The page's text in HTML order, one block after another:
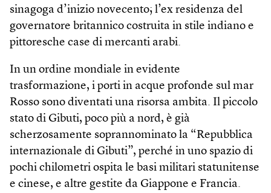
sinagoga d’inizio novecento; l’ex residenza del
governatore britannico costruita in stile indiano e
pittoresche case di mercanti arabi.
In un ordine mondiale in evidente
trasformazione, i porti in acque profonde sul mar
Rosso sono diventati una risorsa ambita. Il piccolo
stato di Gibuti, poco più a nord, è già
scherzosamente soprannominato la “Repubblica
internazionale di Gibuti”, perché in uno spazio di
pochi chilometri ospita le basi militari statunitense
e cinese, e altre gestite da Giappone e Francia.